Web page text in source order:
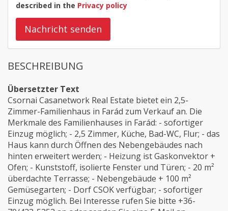
described in the Privacy policy
Nachricht senden
BESCHREIBUNG
Übersetzter Text
Csornai Casanetwork Real Estate bietet ein 2,5-
Zimmer-Familienhaus in Farád zum Verkauf an. Die
Merkmale des Familienhauses in Farád: - sofortiger
Einzug möglich; - 2,5 Zimmer, Küche, Bad-WC, Flur; - das
Haus kann durch Öffnen des Nebengebäudes nach
hinten erweitert werden; - Heizung ist Gaskonvektor +
Ofen; - Kunststoff, isolierte Fenster und Türen; - 20 m²
überdachte Terrasse; - Nebengebäude + 100 m²
Gemüsegarten; - Dorf CSOK verfügbar; - sofortiger
Einzug möglich. Bei Interesse rufen Sie bitte +36-